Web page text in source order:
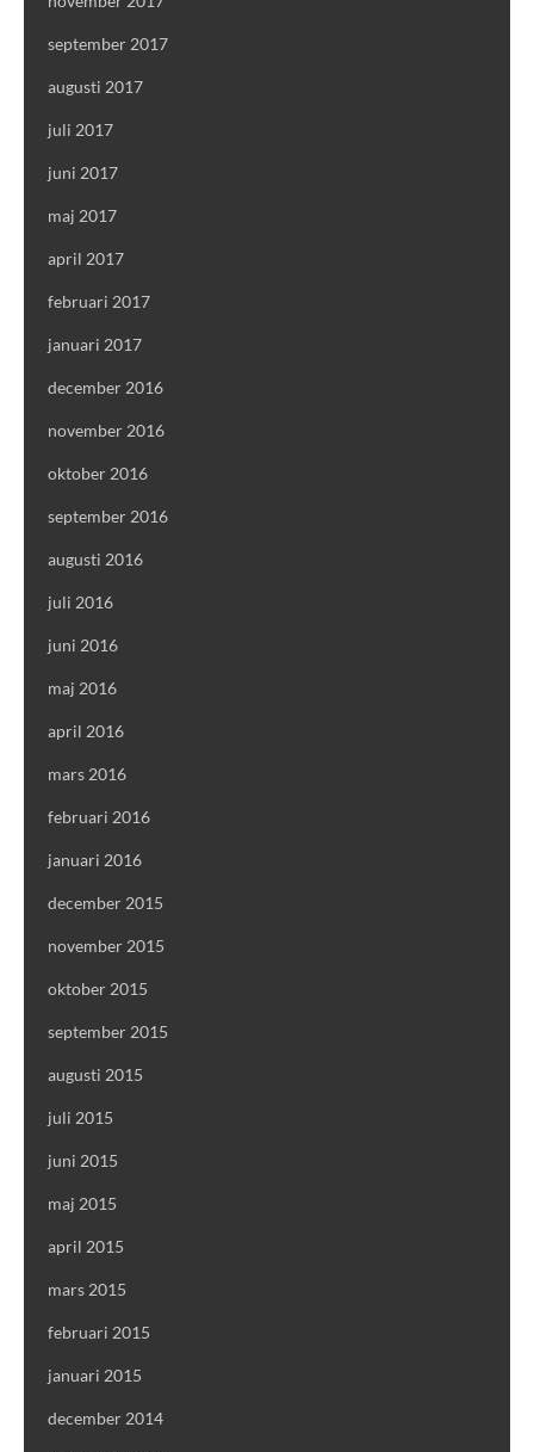
september 2017
augusti 2017
juli 2017
juni 2017
maj 2017
april 2017
februari 2017
januari 2017
december 2016
november 2016
oktober 2016
september 2016
augusti 2016
juli 2016
juni 2016
maj 2016
april 2016
mars 2016
februari 2016
januari 2016
december 2015
november 2015
oktober 2015
september 2015
augusti 2015
juli 2015
juni 2015
maj 2015
april 2015
mars 2015
februari 2015
januari 2015
december 2014